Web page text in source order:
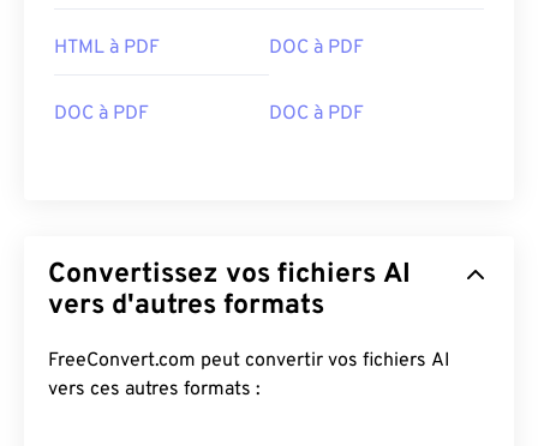
HTML à PDF DOC à PDF
DOC à PDF DOC à PDF
Convertissez vos fichiers AI
vers d'autres formats
FreeConvert.com peut convertir vos fichiers AI
vers ces autres formats :